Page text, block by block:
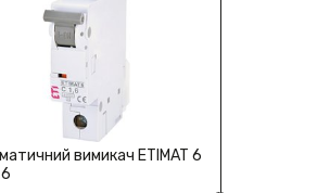
вимикач ETIMAT 6